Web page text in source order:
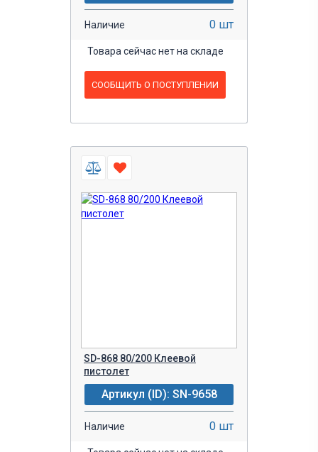
Наличие 0 шт
Товара сейчас нет на складе
СООБЩИТЬ О ПОСТУПЛЕНИИ
SD-868 80/200 Клеевой
пистолет
Артикул (ID): SN-9658
Наличие 0 шт